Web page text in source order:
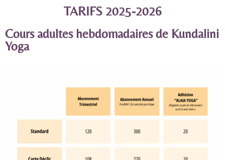
TARIFS 2025-2026
Cours adultes hebdomadaires de Kundalini
Yoga